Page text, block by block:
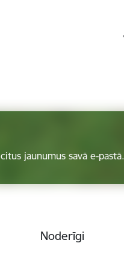
jaunumus savā e-pastā.
Noderīgi